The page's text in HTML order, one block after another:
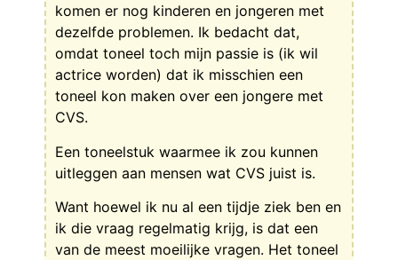
komen er nog kinderen en jongeren met
dezelfde problemen. Ik bedacht dat,
omdat toneel toch mijn passie is (ik wil
actrice worden) dat ik misschien een
toneel kon maken over een jongere met
CVS.
Een toneelstuk waarmee ik zou kunnen
uitleggen aan mensen wat CVS juist is.
Want hoewel ik nu al een tijdje ziek ben en
ik die vraag regelmatig krijg, is dat een
van de meest moeilijke vragen. Het toneel